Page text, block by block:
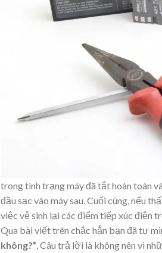
trong tình trạng máy đã tắt hoàn toàn
đầu sạc vào máy sau. Cuối cùng, nếu
việc vệ sinh lại các điểm tiếp xúc điện
Qua bài viết trên chắc hẳn bạn đã tự
không?” Câu trả lời là không nên vì